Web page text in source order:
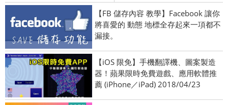
【FB 儲存內容 教學】Facebook 讓你
將喜愛的 動態 地標全存起來一項都不
漏接。
【iOS 限免】手機翻譯機、圖案製造
器！蘋果限時免費遊戲、應用軟體推
薦 (iPhone／iPad) 2018/04/23